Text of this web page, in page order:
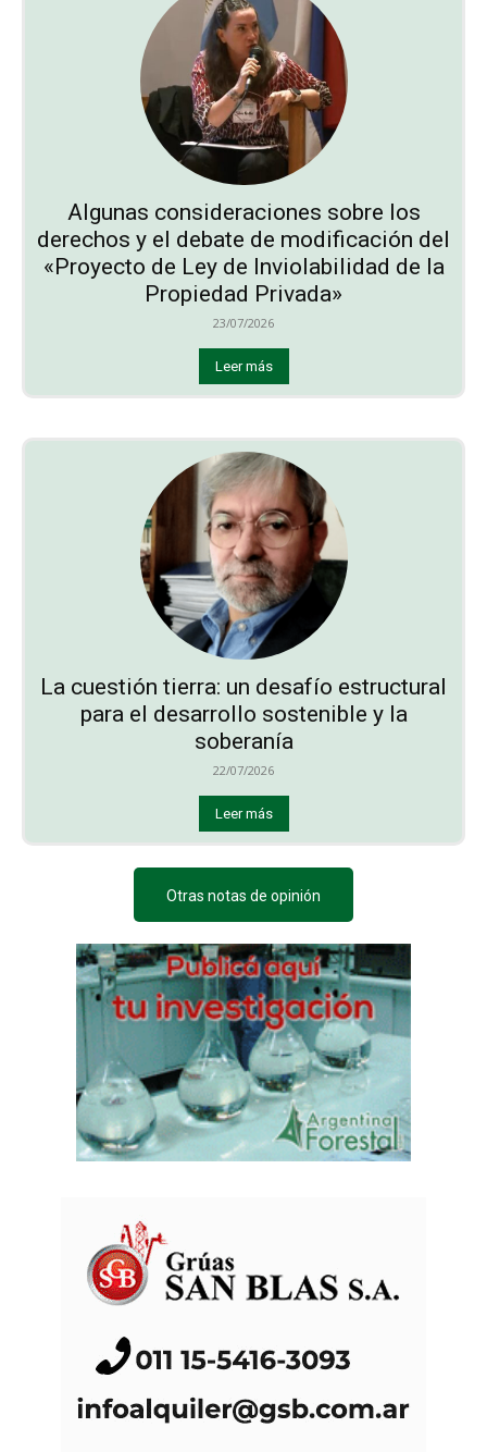
Algunas consideraciones sobre los
derechos y el debate de modificación del
«Proyecto de Ley de Inviolabilidad de la
Propiedad Privada»
23/07/2026
Leer más
La cuestión tierra: un desafío estructural
para el desarrollo sostenible y la
soberanía
22/07/2026
Leer más
Otras notas de opinión